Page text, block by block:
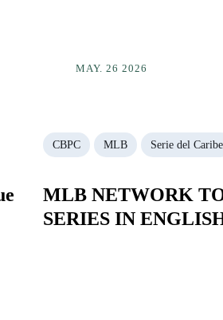
MAY. 26 2026
CBPC MLB Serie del Caribe
MLB NETWORK
SERIES IN